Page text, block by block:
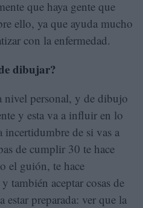
que haya gente que
ello, ya que ayuda mucho
con la enfermedad.
dibujar?
nivel personal, y de dibujo
y esta va a influir en lo
de si vas a
de cumplir 30 te hace
el guión, te hace
también aceptar cosas de
estar preparada: ver que la